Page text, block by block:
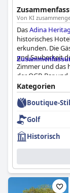
während sie in
Schlafzimmern
Von KI
DasAdina
historisches
erkunden. Die
und Sauberkeit
Zimmer und das
der OGB-Bar
serviert, und der
ausgestattet
bietet bequeme
einzigen
Bereiche
Insgesamt ist das
hervorragende
einen
Kategorien
Boutique-Stil
Golf
Historisch